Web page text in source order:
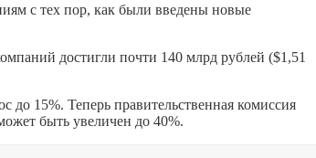
с тех пор, как были введены новые
достигли почти 140 млрд рублей ($1,51
до 15%. Теперь правительственная комиссия
быть увеличен до 40%.